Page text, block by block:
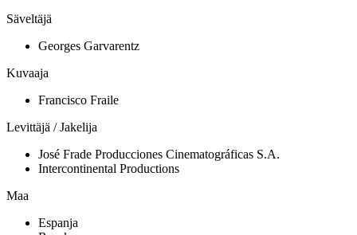
Säveltäjä
Georges Garvarentz
Kuvaaja
Francisco Fraile
Levittäjä / Jakelija
José Frade Producciones Cinematográficas S.A.
Intercontinental Productions
Maa
Espanja